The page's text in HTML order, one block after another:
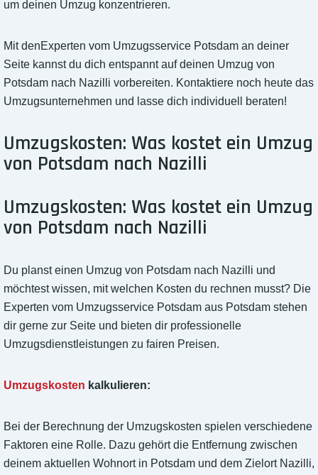
um deinen Umzug konzentrieren.
Mit denExperten vom Umzugsservice Potsdam an deiner
Seite kannst du dich entspannt auf deinen Umzug von
Potsdam nach Nazilli vorbereiten. Kontaktiere noch heute das
Umzugsunternehmen und lasse dich individuell beraten!
Umzugskosten: Was kostet ein Umzug
von Potsdam nach Nazilli
Umzugskosten: Was kostet ein Umzug
von Potsdam nach Nazilli
Du planst einen Umzug von Potsdam nach Nazilli und
möchtest wissen, mit welchen Kosten du rechnen musst? Die
Experten vom Umzugsservice Potsdam aus Potsdam stehen
dir gerne zur Seite und bieten dir professionelle
Umzugsdienstleistungen zu fairen Preisen.
Umzugskosten kalkulieren:
Bei der Berechnung der Umzugskosten spielen verschiedene
Faktoren eine Rolle. Dazu gehört die Entfernung zwischen
deinem aktuellen Wohnort in Potsdam und dem Zielort Nazilli,